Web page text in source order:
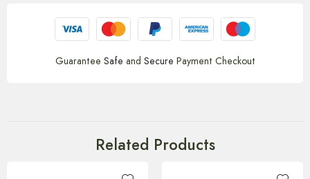
Guarantee Safe and Secure Payment Checkout
Related Products